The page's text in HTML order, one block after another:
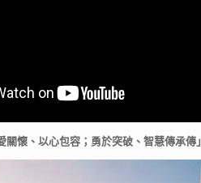
懷、以心包容；勇於突破、智慧傳承傳」